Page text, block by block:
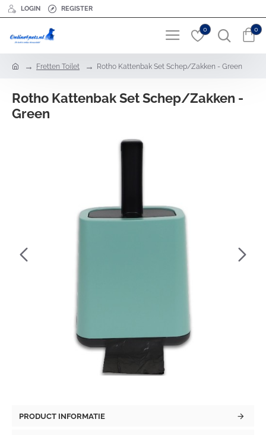
LOGIN REGISTER
0 0
e
Fretten Toilet Rotho Kattenbak Set Schep/Zakken - Green
Rotho Kattenbak Set Schep/Zakken -
Green
PRODUCT INFORMATIE